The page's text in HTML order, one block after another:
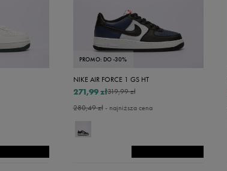
PROMO: DO -30%
NIKE AIR FORCE 1 GS HT
319,99 zł
271,99 zł
280,49 zł- najniższa cena